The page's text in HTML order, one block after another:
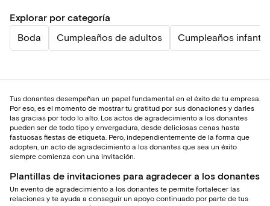
Explorar por categoría
Boda
Cumpleaños de adultos Cumpleaños
Tus donantes desempeñan un papel fundamental en el éxito de tu empresa.
Por eso, es el momento de mostrar tu gratitud por sus donaciones y darles
las gracias por todo lo alto. Los actos de agradecimiento a los donantes
pueden ser de todo tipo y envergadura, desde deliciosas cenas hasta
fastuosas fiestas de etiqueta. Pero, independientemente de la forma que
adopten, un acto de agradecimiento a los donantes que sea un éxito
siempre comienza con una invitación.
Plantillas de invitaciones para agradecer a los donantes
Un evento de agradecimiento a los donantes te permite fortalecer las
relaciones y te ayuda a conseguir un apoyo continuado por parte de tus